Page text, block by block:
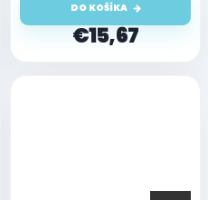
€15,67
DO KOŠÍKA